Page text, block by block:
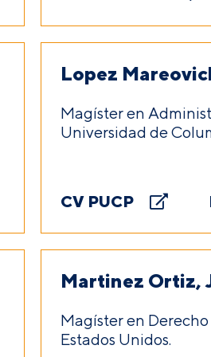
Lopez
Magíster en
Universidad de
CV PUCP
Martinez Ortiz,
Magíster en
Estados Unidos.